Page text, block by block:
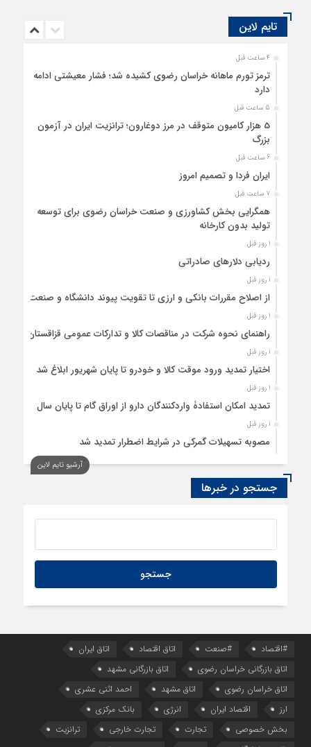
تایم لاین
4 ساعت قبل
ترمز تورم ماهانه خراسان رضوی کشیده شد؛ فشار معیشتی ادامه
دارد
5 ساعت قبل
5 هزار کامیون متوقف در مرز دوغارون؛ ترانزیت ایران در آزمون
بزرگ
6 ساعت قبل
ایران فردا و تصمیم امروز
7 ساعت قبل
همگرایی بخش کشاورزی و صنعت خراسان رضوی برای توسعه
تولید بدون کارخانه
1 روز قبل
ردیابی دلارهای صادراتی
1 روز قبل
از اصلاح مقررات بانکی و ارزی تا تقویت پیوند دانشگاه و صنعت
1 روز قبل
راهنمای نحوه شرکت در مناقصات کالا و تدارکات عمومی قزاقستان
1 روز قبل
اختیار تمدید ورود موقت کالا و خودرو تا پایان شهریور ابلاغ شد
1 روز قبل
تمدید امکان استفادۀ واردکنندگان دارو از اوراق گام تا پایان سال
1 روز قبل
مصوبه تسهیلات گمرکی در شرایط اضطرار تمدید شد
آرشیو تایم لاین
جستجو در خبرها
#اقتصاد #صنعت اتاق اقتصاد
اتاق ایران
اتاق بازرگانی خراسان رضوی
اتاق بازرگانی مشهد
اتاق خراسان رضوی
اتاق مشهد
احمد اثنی عشری
ارز
اقتصاد ایران انرژی
بانک مرکزی
بخش خصوصی
تجارت تجارت خارجی
ترانزیت